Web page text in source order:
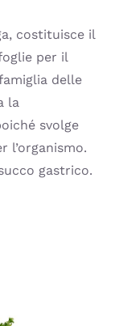
costituisce il
per il
delle
la
svolge
l’organismo.
gastrico.